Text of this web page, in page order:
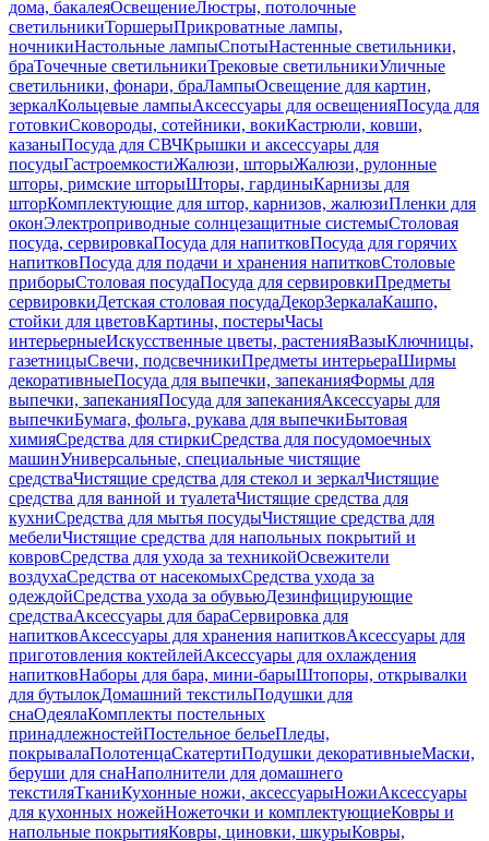
дома, бакалеяОсвещениеЛюстры, потолочные
светильникиТоршерыПрикроватные лампы,
ночникиНастольные лампыСпотыНастенные светильники,
браТочечные светильникиТрековые светильникиУличные
светильники, фонари, браЛампыОсвещение для картин,
зеркалКольцевые лампыАксессуары для освещенияПосуда для
готовкиСковороды, сотейники, вокиКастрюли, ковши,
казаныПосуда для СВЧКрышки и аксессуары для
посудыГастроемкостиЖалюзи, шторыЖалюзи, рулонные
шторы, римские шторыШторы, гардиныКарнизы для
шторКомплектующие для штор, карнизов, жалюзиПленки для
оконЭлектроприводные солнцезащитные системыСтоловая
посуда, сервировкаПосуда для напитковПосуда для горячих
напитковПосуда для подачи и хранения напитковСтоловые
приборыСтоловая посудаПосуда для сервировкиПредметы
сервировкиДетская столовая посудаДекорЗеркалаКашпо,
стойки для цветовКартины, постерыЧасы
интерьерныеИскусственные цветы, растенияВазыКлючницы,
газетницыСвечи, подсвечникиПредметы интерьераШирмы
декоративныеПосуда для выпечки, запеканияФормы для
выпечки, запеканияПосуда для запеканияАксессуары для
выпечкиБумага, фольга, рукава для выпечкиБытовая
химияСредства для стиркиСредства для посудомоечных
машинУниверсальные, специальные чистящие
средстваЧистящие средства для стекол и зеркалЧистящие
средства для ванной и туалетаЧистящие средства для
кухниСредства для мытья посудыЧистящие средства для
мебелиЧистящие средства для напольных покрытий и
ковровСредства для ухода за техникойОсвежители
воздухаСредства от насекомыхСредства ухода за
одеждойСредства ухода за обувьюДезинфицирующие
средстваАксессуары для бараСервировка для
напитковАксессуары для хранения напитковАксессуары для
приготовления коктейлейАксессуары для охлаждения
напитковНаборы для бара, мини-барыШтопоры, открывалки
для бутылокДомашний текстильПодушки для
снаОдеялаКомплекты постельных
принадлежностейПостельное бельеПледы,
покрывалаПолотенцаСкатертиПодушки декоративныеМаски,
беруши для снаНаполнители для домашнего
текстиляТканиКухонные ножи, аксессуарыНожиАксессуары
для кухонных ножейНожеточки и комплектующиеКовры и
напольные покрытияКовры, циновки, шкурыКовры,